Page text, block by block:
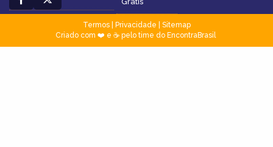
Termos| Privacidade
Sitemap
Criado com ❤️ e ☕ pelo time do EncontraBrasil